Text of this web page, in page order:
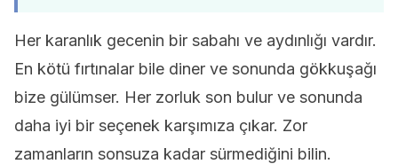
Her karanlık gecenin bir sabahı ve aydınlığı vardır.
En kötü fırtınalar bile diner ve sonunda gökkuşağı
bize gülümser. Her zorluk son bulur ve sonunda
daha iyi bir seçenek karşımıza çıkar. Zor
zamanların sonsuza kadar sürmediğini bilin.